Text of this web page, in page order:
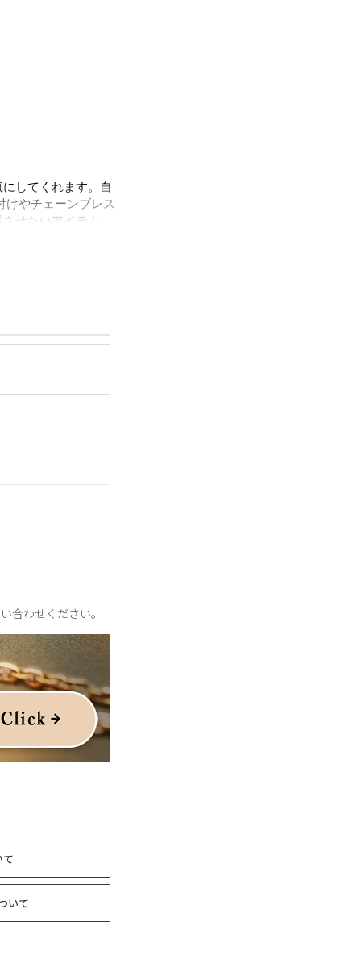
してくれます。自
やチェーンブレス
せたいアイテム。
合わせください。
いて